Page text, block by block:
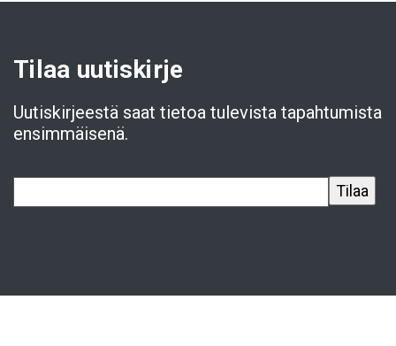
Tilaa uutiskirje
Uutiskirjeestä saat tietoa tulevista tapahtumista
ensimmäisenä.